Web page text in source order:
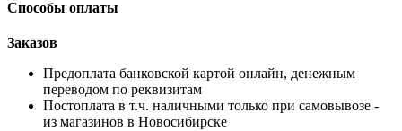
Способы оплаты
Заказов
Предоплата банковской картой онлайн, денежным
переводом по реквизитам
Постоплата в т.ч. наличными только при самовывозе -
из магазинов в Новосибирске